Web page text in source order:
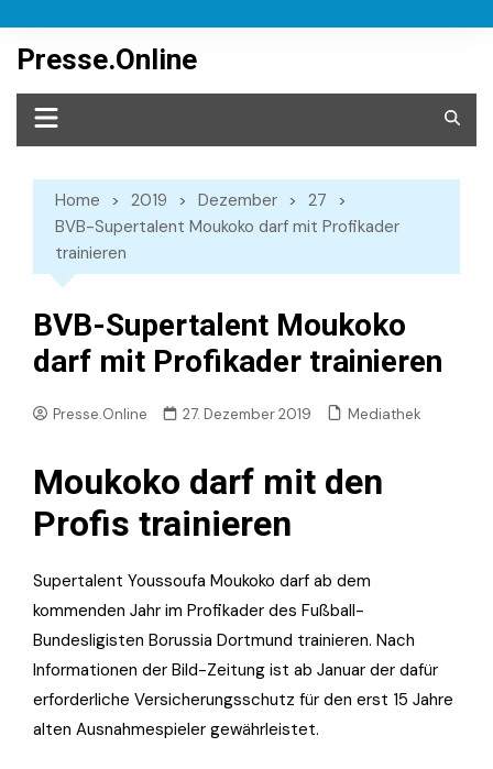
content
Presse.Online
Home 2019 Dezember
27
BVB-Supertalent Moukoko darf mit Profikader
trainieren
BVB-Supertalent Moukoko
darf mit Profikader trainieren
Presse.Online 27. Dezember 2019 Mediathek
Moukoko darf mit den
Profis trainieren
Supertalent Youssoufa Moukoko darf ab dem
kommenden Jahr im Profikader des Fußball-
Bundesligisten Borussia Dortmund trainieren. Nach
Informationen der Bild-Zeitung ist ab Januar der dafür
erforderliche Versicherungsschutz für den erst 15 Jahre
alten Ausnahmespieler gewährleistet.